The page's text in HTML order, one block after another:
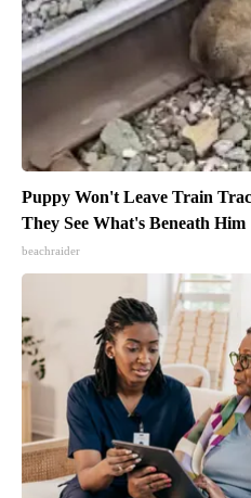
Puppy Won't Leave Train
They See What's Beneath Him
beachraider